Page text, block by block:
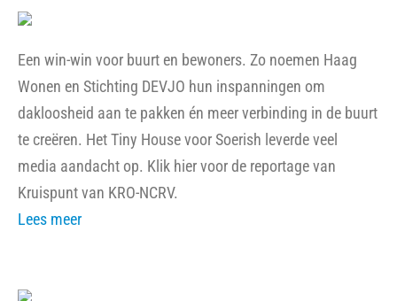
Een win-win voor buurt en bewoners. Zo noemen Haag
Wonen en Stichting DEVJO hun inspanningen om
dakloosheid aan te pakken én meer verbinding in de buurt
te creëren. Het Tiny House voor Soerish leverde veel
media aandacht op. Klik hier voor de reportage van
Kruispunt van KRO-NCRV.
Lees meer